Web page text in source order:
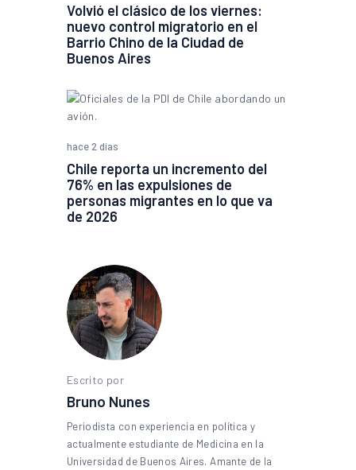
Volvió el clásico de los viernes:
nuevo control migratorio en el
Barrio Chino de la Ciudad de
Buenos Aires
hace 2 días
Chile reporta un incremento del
76% en las expulsiones de
personas migrantes en lo que va
de 2026
Escrito por
Bruno Nunes
Periodista con experiencia en política y
actualmente estudiante de Medicina en la
Universidad de Buenos Aires. Amante de la